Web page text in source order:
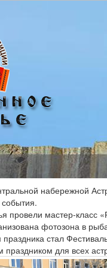
набережной
провели мастер-класс
фотозона в
стал
для всех